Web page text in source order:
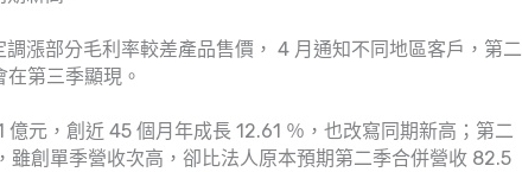
調漲部分毛利率較差產品售價， 4 月通知不同地區客戶，第二
第三季顯現。
億元，創近 45 個月年成長 12.61 ％，也改寫同期新高；第二
創單季營收次高，卻比法人原本預期第二季合併營收 82.5